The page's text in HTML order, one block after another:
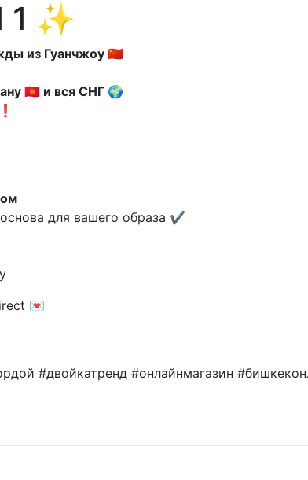
1 ✨
из Гуанчжоу 🇨🇳
🇰🇬 и вся СНГ 🌍
для вашего образа ✔️
💌
#двойкатренд #онлайнмагазин